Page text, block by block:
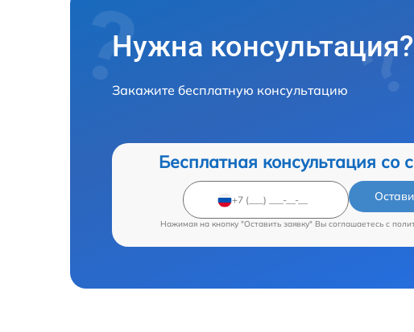
Нужна консультация?
Закажите бесплатную консультацию
Бесплатная консультация со
Нажимая на кнопку "Оставить заявку" Вы соглашаетесь c